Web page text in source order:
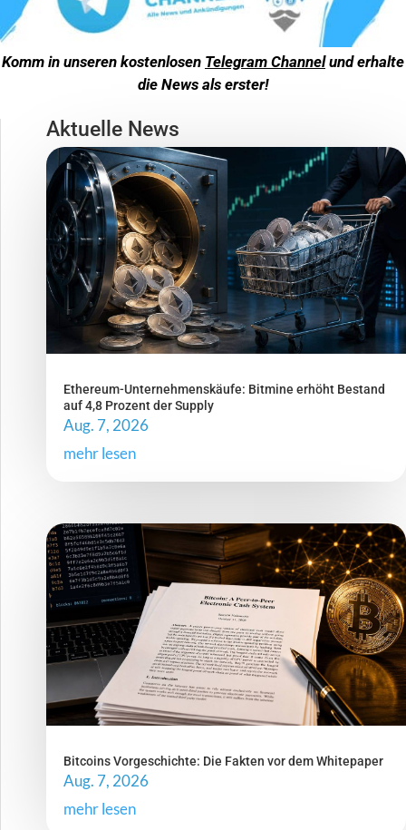
Komm in unseren kostenlosen Telegram Channelund erhalte
die News als erster!
Aktuelle News
Ethereum-Unternehmenskäufe: Bitmine erhöht Bestand
auf 4,8 Prozent der Supply
Aug. 7, 2026
mehr lesen
Bitcoins Vorgeschichte: Die Fakten vor dem Whitepaper
Aug. 7, 2026
mehr lesen